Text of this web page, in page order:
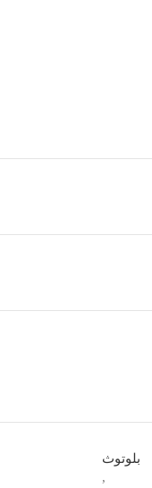
بلوتوث
,